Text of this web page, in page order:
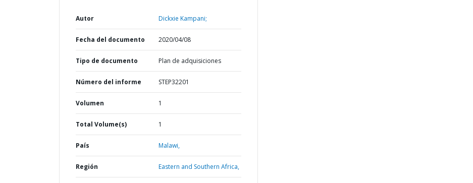
Autor Dickxie Kampani;
Fecha del documento 2020/04/08
Tipo de documento Plan de adquisiciones
Número del informe STEP32201
Volumen 1
Total Volume(s) 1
País Malawi,
Región Eastern and Southern Africa,